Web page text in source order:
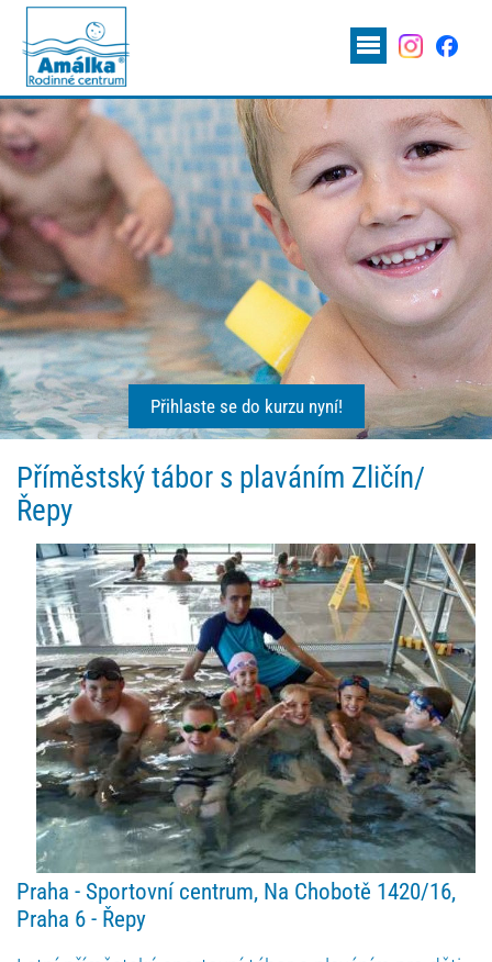
Přihlaste se do kurzu nyní!
Příměstský tábor s plaváním Zličín/
Řepy
Praha - Sportovní centrum, Na Chobotě 1420/16,
Praha 6 - Řepy